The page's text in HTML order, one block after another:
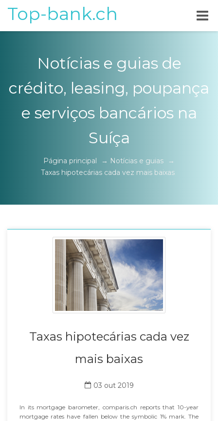
Top-bank.ch
Notícias e guias de
crédito, leasing, poupança
e serviços bancários na
Suíça
Página principal → Notícias e guias
→
Taxas hipotecárias cada vez mais baixas
Taxas hipotecárias cada vez
mais baixas
03 out 2019
In its mortgage barometer, comparis.ch reports that 10-year
mortgage rates have fallen below the symbolic 1% mark. The